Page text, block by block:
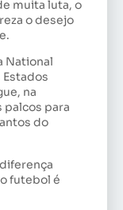
muita luta, o
o desejo
National
Estados
na
palcos para
do
futebol é